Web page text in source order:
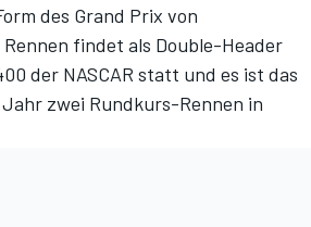
des Grand Prix von
Rennen findet als Double-Header
der NASCAR statt und es ist das
zwei Rundkurs-Rennen in